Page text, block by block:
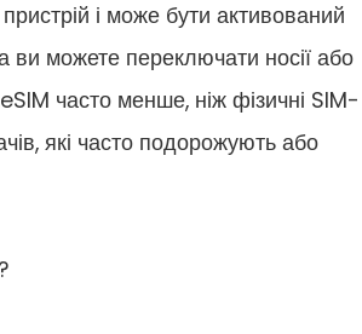
і може бути активований
ви можете переключати носії або
часто менше, ніж фізичні SIM-
які часто подорожують або